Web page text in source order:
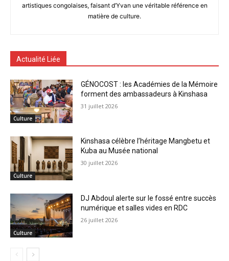
artistiques congolaises, faisant d’Yvan une véritable référence en
matière de culture.
Actualité Liée
Culture
GÉNOCOST : les Académies de la Mémoire
forment des ambassadeurs à Kinshasa
31 juillet 2026
Culture
Kinshasa célèbre l’héritage Mangbetu et
Kuba au Musée national
30 juillet 2026
Culture
DJ Abdoul alerte sur le fossé entre succès
numérique et salles vides en RDC
26 juillet 2026